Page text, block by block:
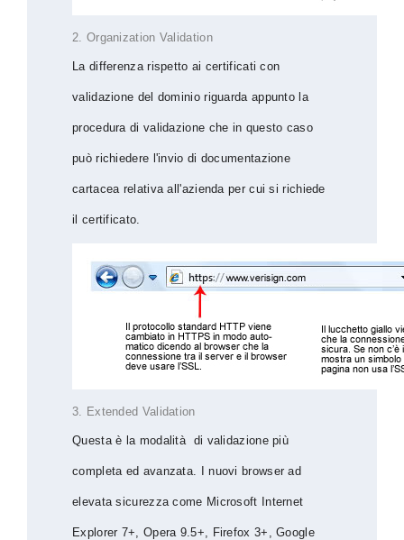
2. Organization Validation
La differenza rispetto ai certificati con
validazione del dominio riguarda appunto la
procedura di validazione che in questo caso
può richiedere l'invio di documentazione
cartacea relativa all'azienda per cui si richiede
il certificato.
3. Extended Validation
Questa è la modalità di validazione più
completa ed avanzata. I nuovi browser ad
elevata sicurezza come Microsoft Internet
Explorer 7+, Opera 9.5+, Firefox 3+, Google